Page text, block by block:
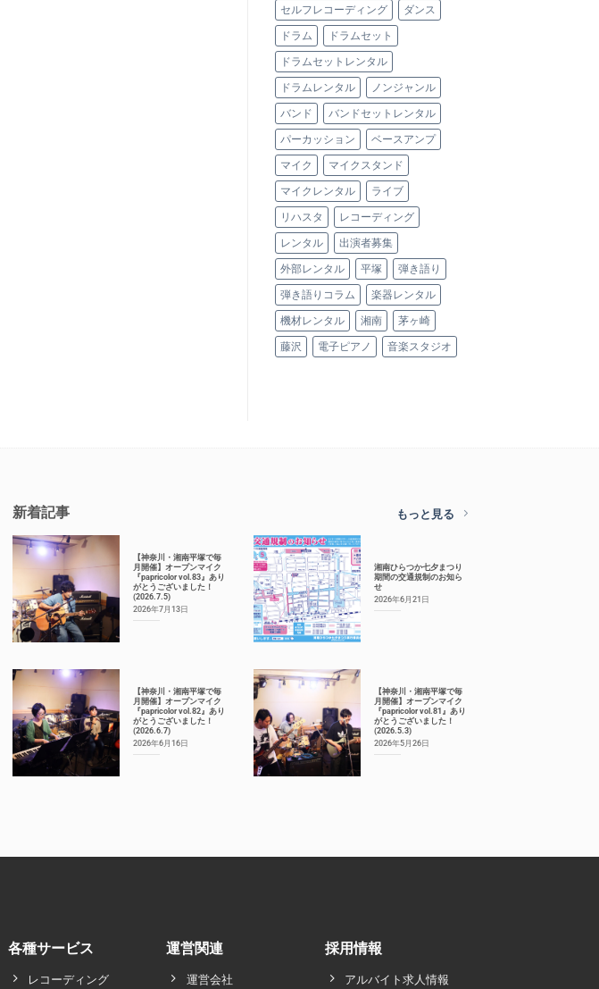
セルフレコーディング ダンス
ドラム ドラムセット
ドラムセットレンタル
ドラムレンタル ノンジャンル
バンド バンドセットレンタル
パーカッション ベースアンプ
マイク マイクスタンド
マイクレンタル ライブ
リハスタ レコーディング
レンタル 出演者募集
外部レンタル 平塚 弾き語り
弾き語りコラム 楽器レンタル
機材レンタル 湘南 茅ヶ崎
藤沢 電子ピアノ 音楽スタジオ
新着記事 もっと見る
【神奈川・湘南平塚で毎
月開催】オープンマイク
『papricolor vol.83』あり
がとうございました！
(2026.7.5)
2026年7月13日
湘南ひらつか七夕まつり
期間の交通規制のお知ら
せ
2026年6月21日
【神奈川・湘南平塚で毎
月開催】オープンマイク
『papricolor vol.82』あり
がとうございました！
(2026.6.7)
2026年6月16日
【神奈川・湘南平塚で毎
月開催】オープンマイク
『papricolor vol.81』あり
がとうございました！
(2026.5.3)
2026年5月26日
各種サービス
レコーディング
運営関連
運営会社
採用情報
アルバイト求人情報